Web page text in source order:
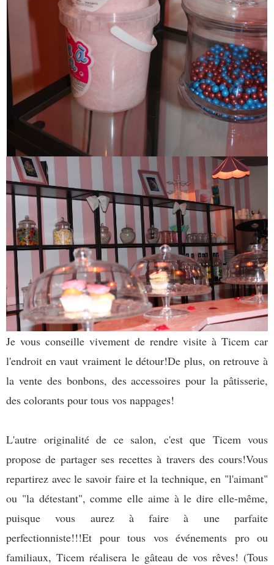
Je vous conseille vivement de rendre visite à Ticem car
l'endroit en vaut vraiment le détour!De plus, on retrouve à
la vente des bonbons, des accessoires pour la pâtisserie,
des colorants pour tous vos nappages!
L'autre originalité de ce salon, c'est que Ticem vous
propose de partager ses recettes à travers des cours!Vous
repartirez avec le savoir faire et la technique, en "l'aimant"
ou "la détestant", comme elle aime à le dire elle-même,
puisque vous aurez à faire à une parfaite
perfectionniste!!!Et pour tous vos événements pro ou
familiaux, Ticem réalisera le gâteau de vos rêves! (Tous